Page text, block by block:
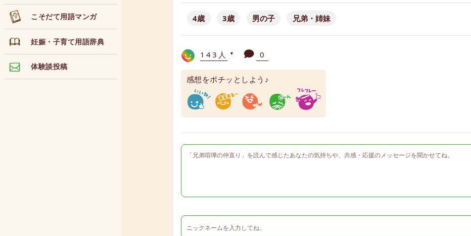
こそだて用語マンガ
妊娠・子育て用語辞典
体験談投稿
4歳 3歳 男の子 兄弟・姉妹
143人 ▼ 0
感想をポチッとしよう♪